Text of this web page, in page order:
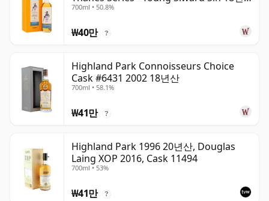
산
700ml • 50.8%
₩40만 ?
Highland Park Connoisseurs Choice
Cask #6431 2002 18년산
700ml • 58.1%
₩41만 ?
Highland Park 1996 20년산, Douglas
Laing XOP 2016, Cask 11494
700ml • 53%
₩41만 ?